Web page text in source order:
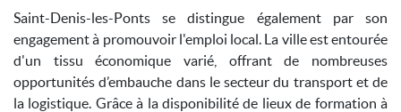
Saint-Denis-les-Ponts se distingue également par son
engagement à promouvoir l'emploi local. La ville est entourée
d'un tissu économique varié, offrant de nombreuses
opportunités d’embauche dans le secteur du transport et de
la logistique. Grâce à la disponibilité de lieux de formation à